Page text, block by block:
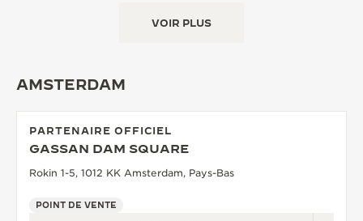
EXPOSITION « THE DREAM SHAPER »
L’ODYSSÉE SIDÉRALE
VOIR LES ÉVÉNEMENTS
VOIR PLUS
AMSTERDAM
PARTENAIRE OFFICIEL
GASSAN DAM SQUARE
Rokin 1-5, 1012 KK Amsterdam, Pays-Bas
POINT DE VENTE